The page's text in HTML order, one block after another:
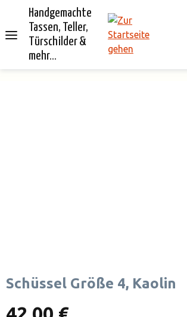
springen
Handgemachte
Tassen, Teller,
Türschilder &
mehr...
Schüssel Größe 4, Kaolin